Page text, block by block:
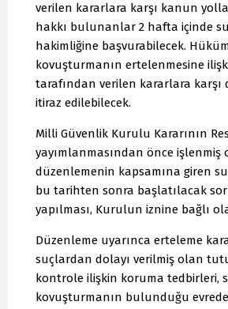
verilen kararlara karşı kanun
hakkı bulunanlar 2 hafta içinde
hakimliğine başvurabilecek.
kovuşturmanın ertelenmesine
tarafından verilen kararlara karşı
itiraz edilebilecek.
Milli Güvenlik Kurulu Kararının
yayımlanmasından önce işlenmiş
düzenlemenin kapsamına giren
bu tarihten sonra başlatılacak
yapılması, Kurulun iznine bağlı
Düzenleme uyarınca erteleme
suçlardan dolayı verilmiş olan
kontrole ilişkin koruma tedbirleri,
kovuşturmanın bulunduğu